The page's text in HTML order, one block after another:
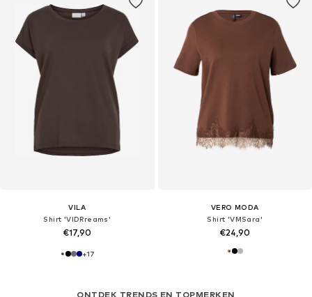
VILA
Shirt 'VIDRreams'
€17,90
+17
ONTDEK TRENDS EN TOPMERKEN
VERO MODA
Shirt 'VMSara'
€24,90